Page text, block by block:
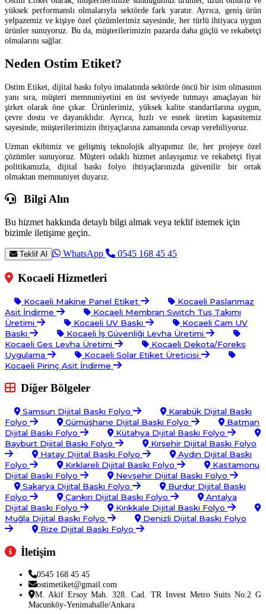
yüksek performanslı olmalarıyla sektörde fark yaratır. Ayrıca, geniş ürün
yelpazemiz ve kişiye özel çözümlerimiz sayesinde, her türlü ihtiyaca uygun
ürünler sunuyoruz. Bu da, müşterilerimizin pazarda daha güçlü ve rekabetçi
olmalarını sağlar.
Neden Ostim Etiket?
Ostim Etiket, dijital baskı folyo imalatında sektörde öncü bir isim olmasının
yanı sıra, müşteri memnuniyetini en üst seviyede tutmayı amaçlayan bir
şirket olarak öne çıkar. Ürünlerimiz, yüksek kalite standartlarına uygun,
çevre dostu ve dayanıklıdır. Ayrıca, hızlı ve esnek üretim kapasitemiz
sayesinde, müşterilerimizin ihtiyaçlarına zamanında cevap verebiliyoruz.
Uzman ekibimiz ve gelişmiş teknolojik altyapımız ile, her projeye özel
çözümler sunuyoruz. Müşteri odaklı hizmet anlayışımız ve rekabetçi fiyat
politikamızla, dijital baskı folyo ihtiyaçlarınızda güvenilir bir ortak
olmaktan memnuniyet duyarız.
Bilgi Alın
Bu hizmet hakkında detaylı bilgi almak veya teklif istemek için
bizimle iletişime geçin.
Teklif Al WhatsApp 0545 168 45 45
Kocaeli Hizmetleri
Kocaeli Makine Panel Etiket
Kocaeli Paslanmaz
Asit İndirme
Kocaeli Membran Switch Tuş Takımı
Üretimi
Kocaeli UV Baskı
Kocaeli Cam UV
Baskı
Kocaeli İş Güvenliği Levha Üretimi
Kocaeli Ges Levha Üretimi
Kocaeli Dekota/Foreks
Uygulama
Kocaeli Solar Etiket Üreticisi
Kocaeli Pirinç Asit İndirme
Diğer Bölgeler
Samsun Dijital Baskı Folyo
Karabük Dijital Baskı
Folyo
Gümüşhane Dijital Baskı Folyo
Batman
Dijital Baskı Folyo
Kütahya Dijital Baskı Folyo
Bayburt Dijital Baskı Folyo
Kırşehir Dijital Baskı Folyo
Hatay Dijital Baskı Folyo
Aydın Dijital Baskı
Folyo
Kırklareli Dijital Baskı Folyo
Kastamonu
Dijital Baskı Folyo
Nevşehir Dijital Baskı Folyo
Sakarya Dijital Baskı Folyo
Burdur Dijital Baskı
Folyo
Çankırı Dijital Baskı Folyo
Antalya
Dijital Baskı Folyo
Kırıkkale Dijital Baskı Folyo
Muğla Dijital Baskı Folyo
Denizli Dijital Baskı Folyo
Rize Dijital Baskı Folyo
İletişim
0545 168 45 45
ostimetiket@gmail.com
M. Akif Ersoy Mah. 328. Cad. TR Invest Metro Suits No:2 G
Macunköy-Yenimahalle/Ankara